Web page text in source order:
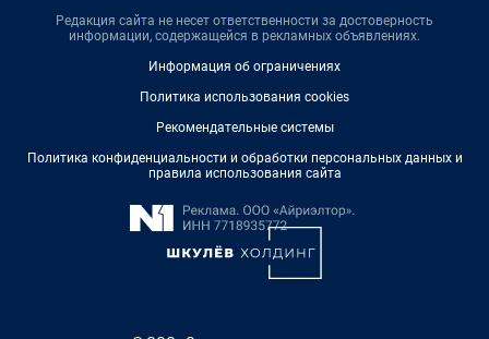
Редакция сайта не несет ответственности за достоверность
информации, содержащейся в рекламных объявлениях.
Информация об ограничениях
Политика использования cookies
Рекомендательные системы
Политика конфиденциальности и обработки персональных данных и
правила использования сайта